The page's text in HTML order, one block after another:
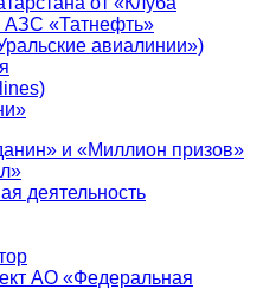
АЗС «Татнефть»
авиалинии»)
и «Миллион призов»
деятельность
АО «Федеральная